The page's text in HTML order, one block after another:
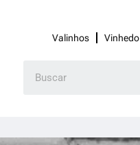
Valinhos Vinhedo